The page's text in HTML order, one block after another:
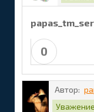
0
Автор: